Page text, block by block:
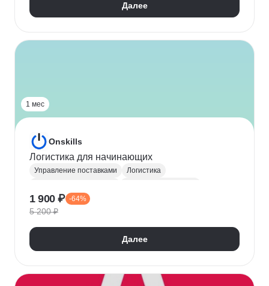
Далее
1 мес
Onskills
Логистика для начинающих
Управление поставками
Логистика
Agile
Планирование
Разработка бизнес-стратегии
Управление изменениями
Бюджетирование
1 900 ₽ -64%
5 200 ₽
Далее